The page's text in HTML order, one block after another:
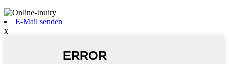
E-Mail senden
x